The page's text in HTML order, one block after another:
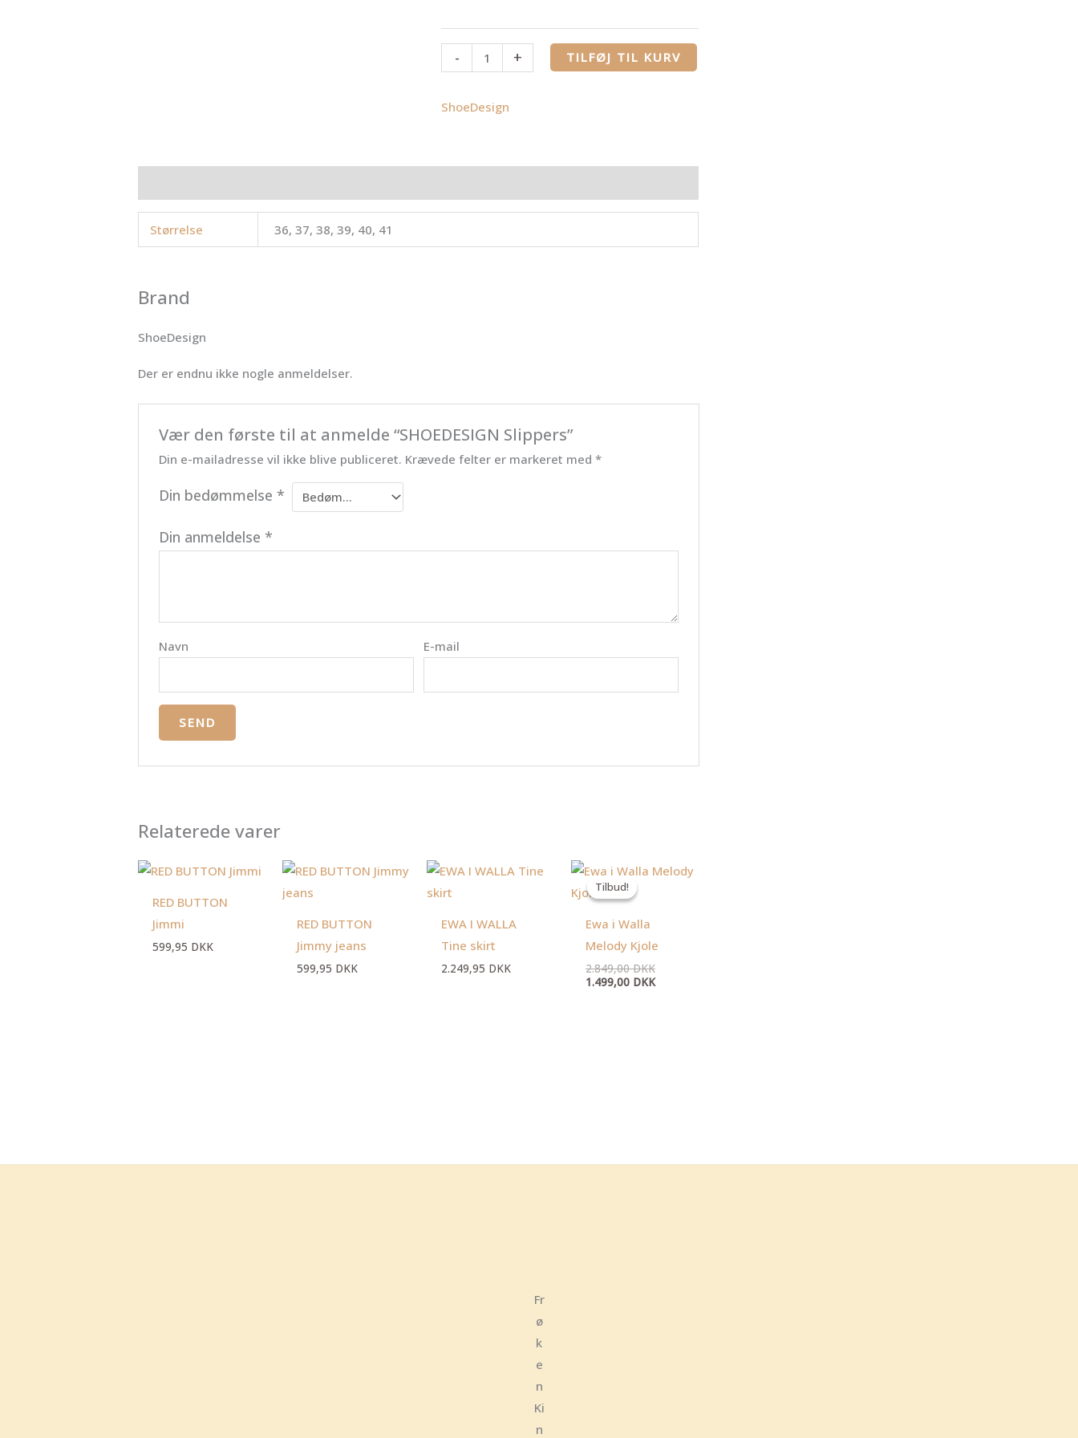
- + TILFØJ TIL KURV
ShoeDesign
Størrelse 36, 37, 38, 39, 40, 41
Brand
ShoeDesign
Der er endnu ikke nogle anmeldelser.
Vær den første til at anmelde “SHOEDESIGN Slippers”
Din e-mailadresse vil ikke blive publiceret. Krævede felter er markeret med*
Din bedømmelse *
Din anmeldelse *
Navn E-mail
Relaterede varer
RED BUTTON
Jimmi
599,95 DKK
RED BUTTON
Jimmy jeans
599,95 DKK
EWA I WALLA
Tine skirt
2.249,95 DKK
Tilbud!
Tilbud!
Ewa i Walla
Melody Kjole
2.849,00DKK
Den
oprindelige
1.499,00 DKK
Den
aktuelle
Fr
ø
k
e
n
Ki
n